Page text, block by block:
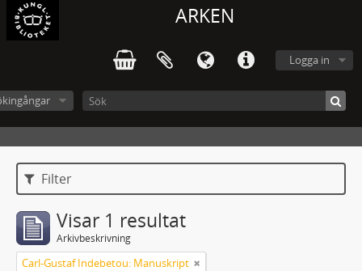
ARKEN
Logga in
Filter
Visar 1 resultat
Arkivbeskrivning
Carl-Gustaf Indebetou: Manuskript